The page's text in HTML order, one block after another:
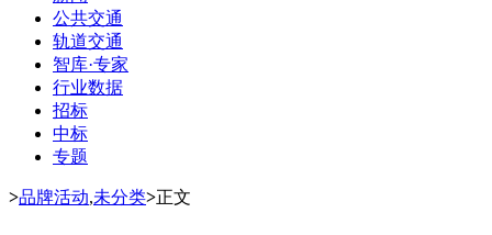
公共交通
轨道交通
智库·专家
行业数据
招标
中标
专题
>品牌活动,未分类>正文